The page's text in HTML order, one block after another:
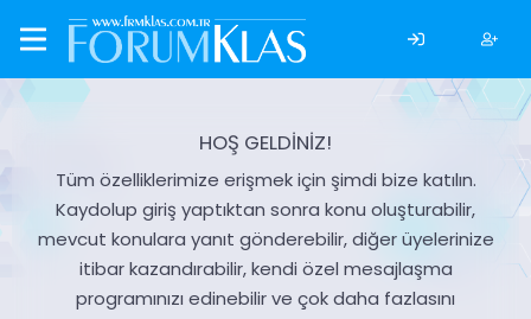
HOŞ GELDİNİZ!
Tüm özelliklerimize erişmek için şimdi bize katılın.
Kaydolup giriş yaptıktan sonra konu oluşturabilir,
mevcut konulara yanıt gönderebilir, diğer üyelerinize
itibar kazandırabilir, kendi özel mesajlaşma
programınızı edinebilir ve çok daha fazlasını